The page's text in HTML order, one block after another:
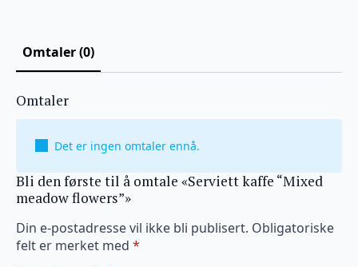
Omtaler (0)
Omtaler
Det er ingen omtaler ennå.
Bli den første til å omtale «Serviett kaffe “Mixed
meadow flowers”»
Din e-postadresse vil ikke bli publisert. Obligatoriske
felt er merket med *